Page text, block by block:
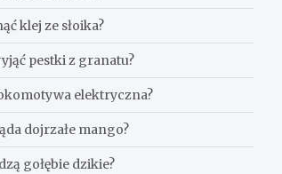
klej ze słoika?
pestki z granatu?
elektryczna?
dojrzałe mango?
gołębie dzikie?